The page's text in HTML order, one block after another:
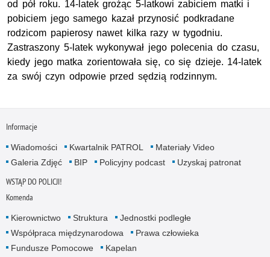
od pół roku. 14-latek grożąc 5-latkowi zabiciem matki i
pobiciem jego samego kazał przynosić podkradane
rodzicom papierosy nawet kilka razy w tygodniu.
Zastraszony 5-latek wykonywał jego polecenia do czasu,
kiedy jego matka zorientowała się, co się dzieje. 14-latek
za swój czyn odpowie przed sędzią rodzinnym.
Informacje
Wiadomości Kwartalnik PATROL
Materiały Video
Galeria Zdjęć
BIP Policyjny podcast Uzyskaj patronat
WSTĄP DO POLICJI!
Komenda
Kierownictwo Struktura
Jednostki podległe
Współpraca międzynarodowa
Prawa człowieka
Fundusze Pomocowe
Kapelan